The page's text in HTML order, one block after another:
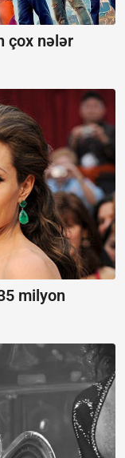
çox nələr
milyon